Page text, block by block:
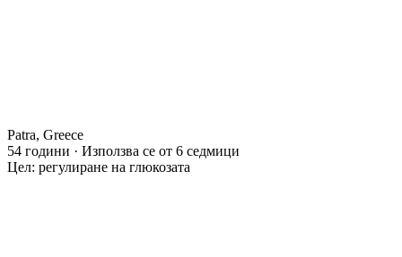
Patra, Greece
54 години · Използва се от 6 седмици
Цел: регулиране на глюкозата